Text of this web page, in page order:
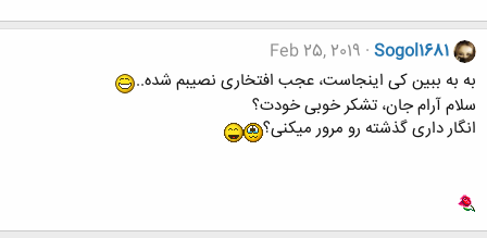
Sogol1681
Feb 25, 2019
به به ببین کی اینجاست، عجب افتخاری نصیبم شده..
سلام آرام جان، تشکر خوبی خودت؟
انگار داری گذشته رو مرور میکنی؟